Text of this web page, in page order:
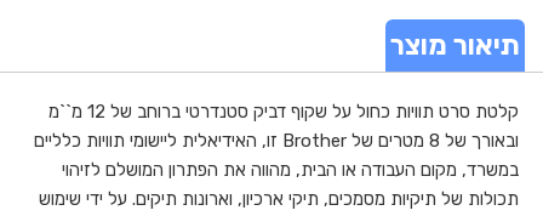
תיאור מוצר
קלטת סרט תוויות כחול על שקוף דביק סטנדרטי ברוחב של 12 מ``מ
ובאורך של 8 מטרים של Brother זו, האידיאלית ליישומי תוויות כלליים
במשרד, מקום העבודה או הבית, מהווה את הפתרון המושלם לזיהוי
תכולות של תיקיות מסמכים, תיקי ארכיון, וארונות תיקים. על ידי שימוש